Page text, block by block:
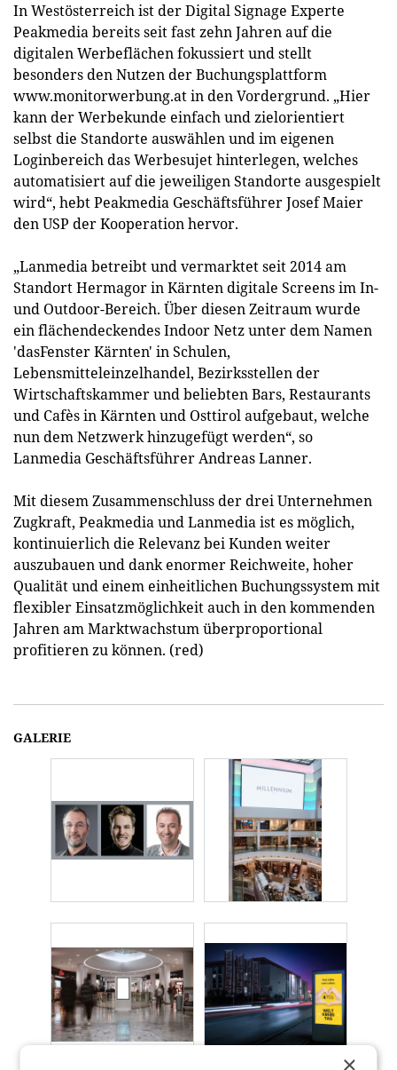
In Westösterreich ist der Digital Signage Experte
Peakmedia bereits seit fast zehn Jahren auf die
digitalen Werbeflächen fokussiert und stellt
besonders den Nutzen der Buchungsplattform
www.monitorwerbung.at in den Vordergrund. „Hier
kann der Werbekunde einfach und zielorientiert
selbst die Standorte auswählen und im eigenen
Loginbereich das Werbesujet hinterlegen, welches
automatisiert auf die jeweiligen Standorte ausgespielt
wird“, hebt Peakmedia Geschäftsführer Josef Maier
den USP der Kooperation hervor.
„Lanmedia betreibt und vermarktet seit 2014 am
Standort Hermagor in Kärnten digitale Screens im In-
und Outdoor-Bereich. Über diesen Zeitraum wurde
ein flächendeckendes Indoor Netz unter dem Namen
'dasFenster Kärnten' in Schulen,
Lebensmitteleinzelhandel, Bezirksstellen der
Wirtschaftskammer und beliebten Bars, Restaurants
und Cafès in Kärnten und Osttirol aufgebaut, welche
nun dem Netzwerk hinzugefügt werden“, so
Lanmedia Geschäftsführer Andreas Lanner.
Mit diesem Zusammenschluss der drei Unternehmen
Zugkraft, Peakmedia und Lanmedia ist es möglich,
kontinuierlich die Relevanz bei Kunden weiter
auszubauen und dank enormer Reichweite, hoher
Qualität und einem einheitlichen Buchungssystem mit
flexibler Einsatzmöglichkeit auch in den kommenden
Jahren am Marktwachstum überproportional
profitieren zu können. (red)
GALERIE